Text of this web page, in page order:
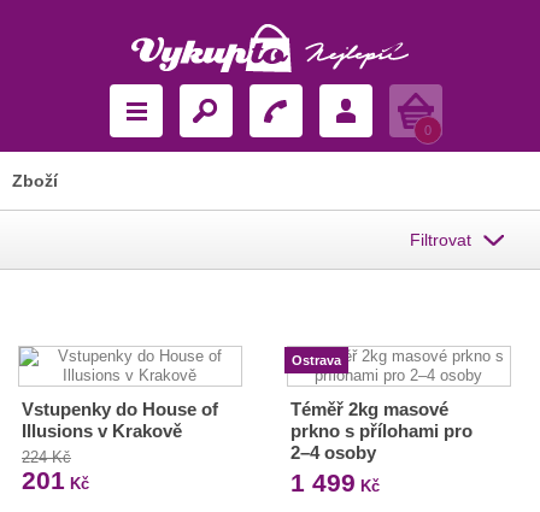
Košík
0
Zboží
Filtrovat
Vstupenky do House of
Illusions v Krakově
224 Kč
201 Kč
Ostrava
Téměř 2kg masové
prkno s přílohami pro
2–4 osoby
1 499 Kč